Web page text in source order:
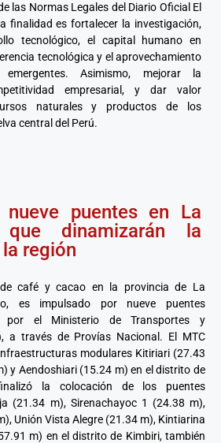
las Normas Legales del Diario Oficial El
finalidad es fortalecer la investigación,
tecnológico, el capital humano en
tecnológica y el aprovechamiento
Asimismo, mejorar la
empresarial, y dar valor
naturales y productos de los
central del Perú.
puentes en La
que dinamizarán la
región
café y cacao en la provincia de La
es impulsado por nueve puentes
por el Ministerio de Transportes y
a través de Provías Nacional. El MTC
modulares Kitiriari (27.43
y Aendoshiari (15.24 m) en el distrito de
la colocación de los puentes
(21.34 m), Sirenachayoc 1 (24.38 m),
Unión Vista Alegre (21.34 m), Kintiarina
m) en el distrito de Kimbiri, también